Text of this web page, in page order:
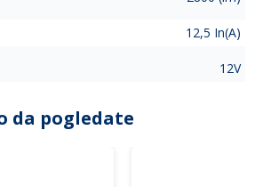
12,5 In(A)
12V
da pogledate